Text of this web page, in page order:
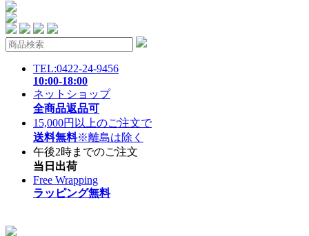
TEL:0422-24-9456
10:00-18:00
ネットショップ
全商品返品可
15,000円以上のご注文で
送料無料※離島は除く
午後2時までのご注文
当日出荷
Free Wrapping
ラッピング無料